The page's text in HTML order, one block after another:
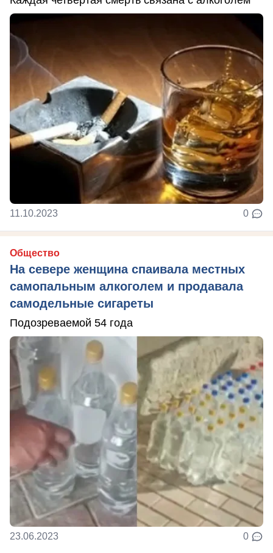
11.10.2023 0
Общество
На севере женщина спаивала местных
самопальным алкоголем и продавала
самодельные сигареты
Подозреваемой 54 года
23.06.2023 0